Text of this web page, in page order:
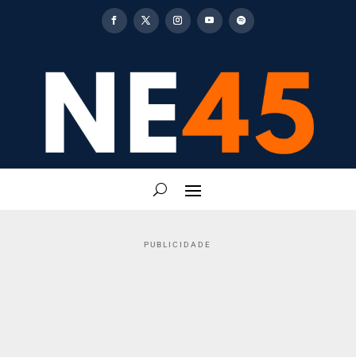
PUBLICIDADE